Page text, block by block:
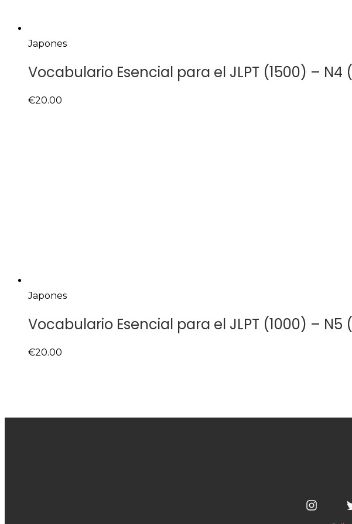
Japones
Vocabulario Esencial para el JLPT (1500) –
€20.00
Japones
Vocabulario Esencial para el JLPT (1000) –
€20.00